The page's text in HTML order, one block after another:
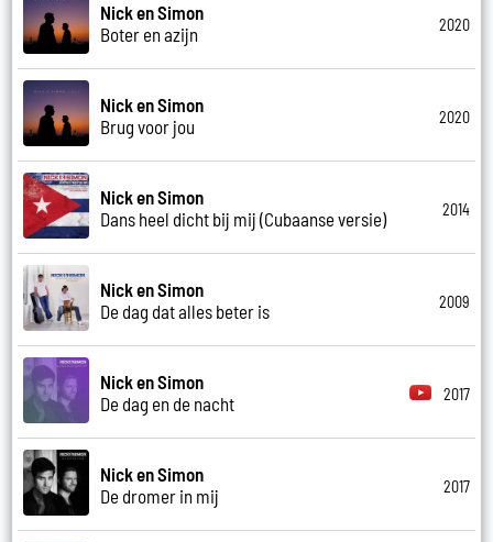
Nick en Simon
Boter en azijn
2020
Nick en Simon
Brug voor jou
2020
Nick en Simon
Dans heel dicht bij mij (Cubaanse versie)
2014
Nick en Simon
De dag dat alles beter is
2009
Nick en Simon
De dag en de nacht
2017
Nick en Simon
De dromer in mij
2017